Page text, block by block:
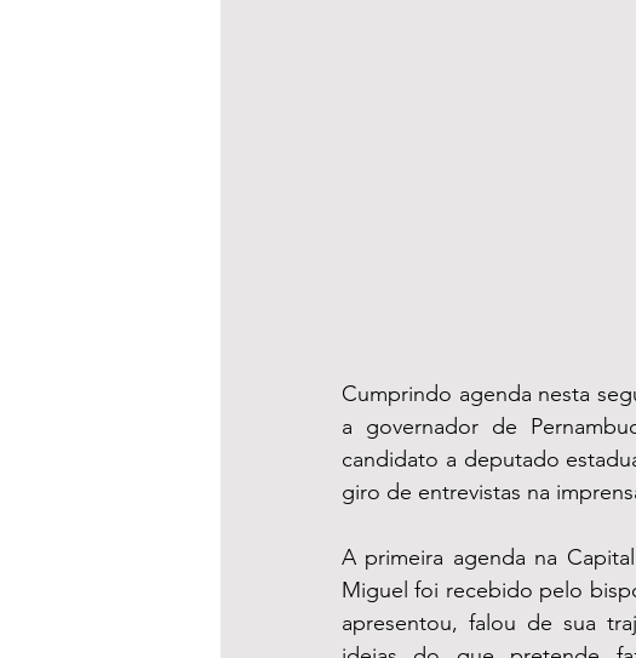
Cumprindo agenda nesta
a governador de
candidato a deputado
giro de entrevistas na
A primeira agenda na
Miguel foi recebido pelo
apresentou, falou de sua